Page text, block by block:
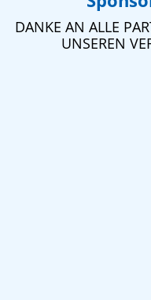
DANKE AN ALLE
UNSEREN